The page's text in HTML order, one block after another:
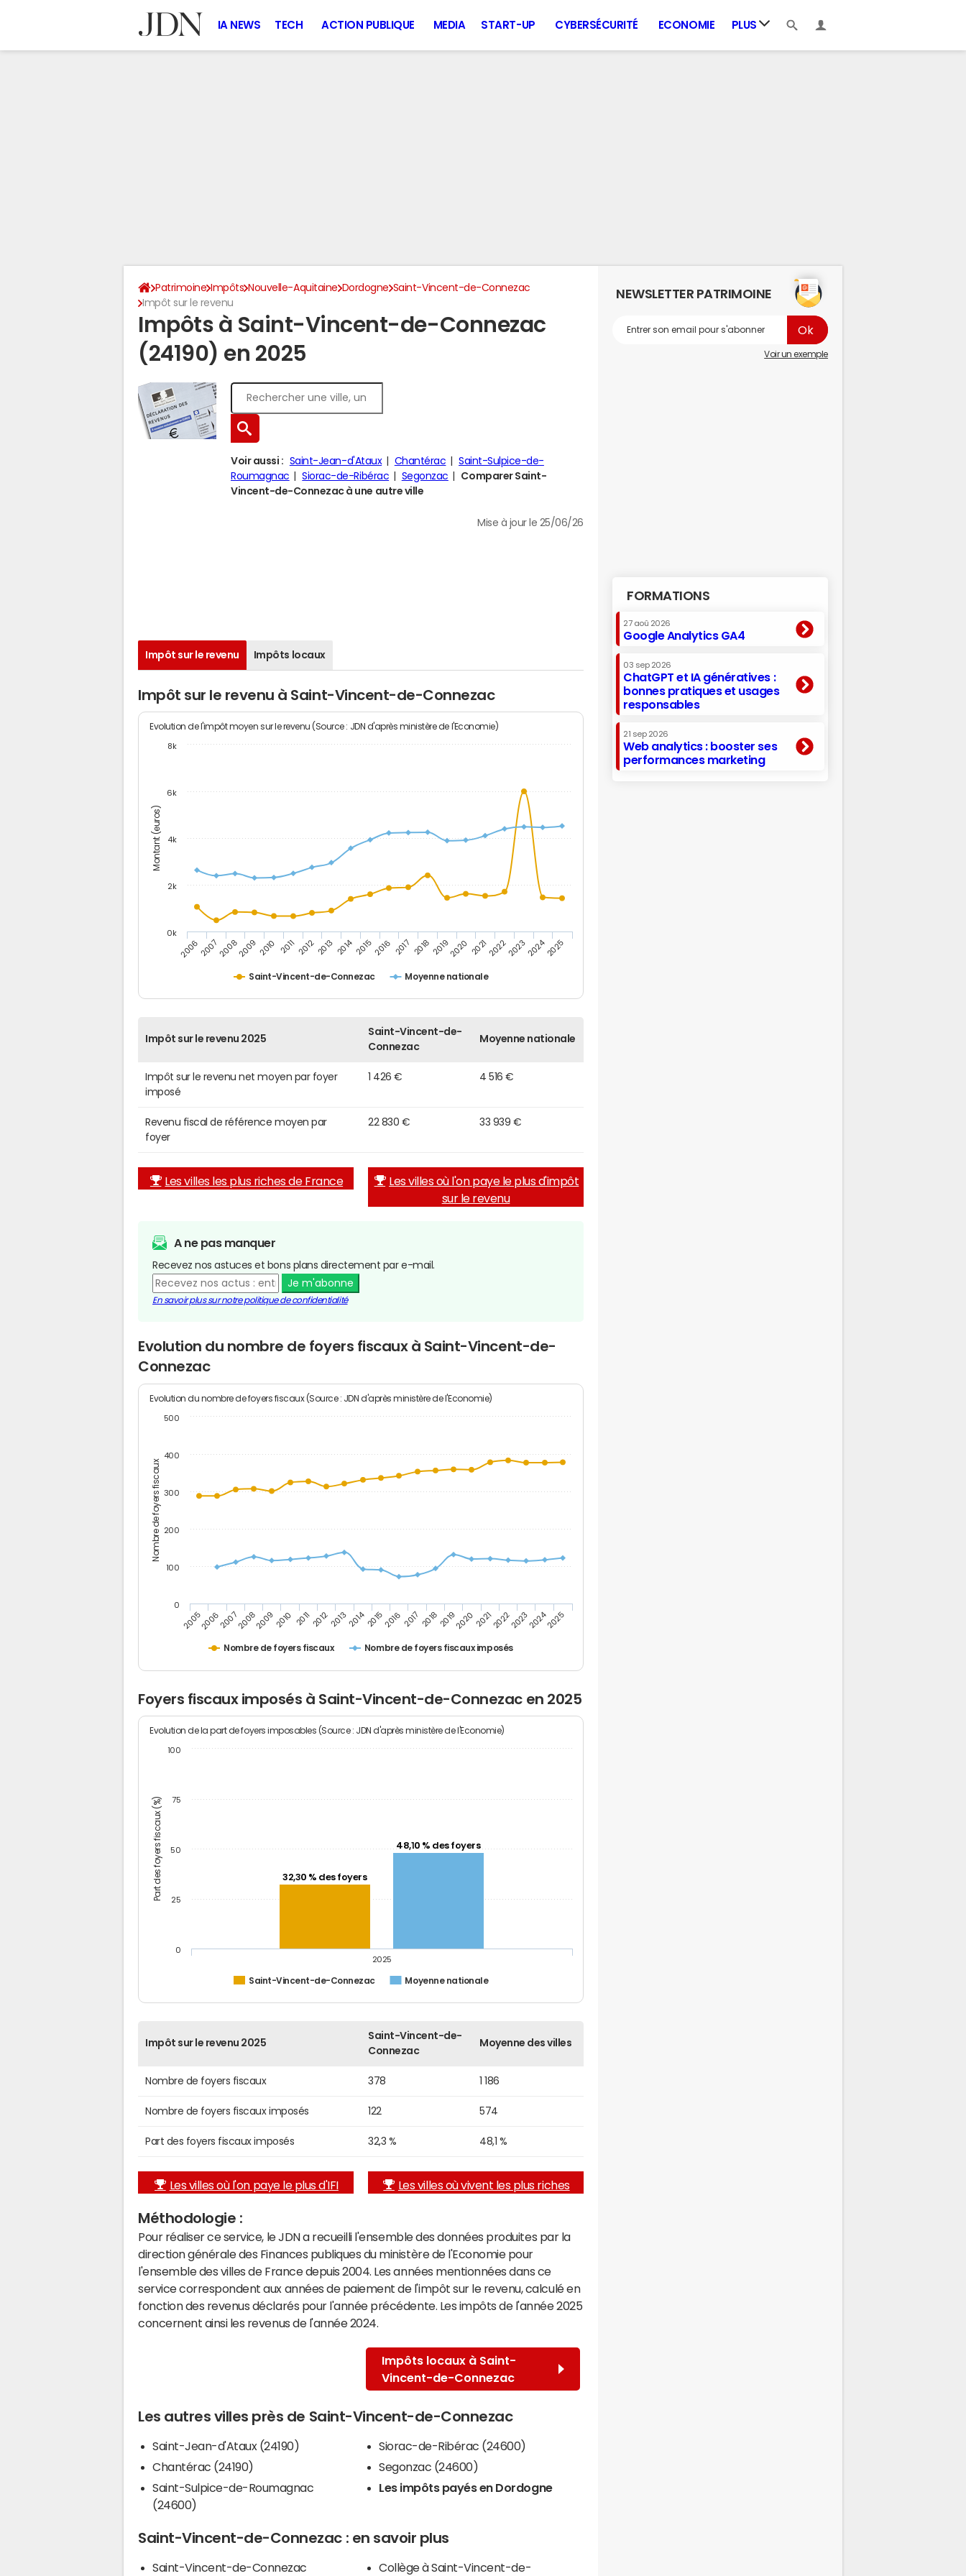
IA NEWS TECH ACTION PUBLIQUE MEDIA START-UP CYBERSÉCURITÉ ECONOMIE PLUS
Patrimoine Impôts Nouvelle-Aquitaine Dordogne Saint-Vincent-de-Connezac
Impôt sur le revenu
Impôts à Saint-Vincent-de-Connezac
(24190) en 2025
Voir aussi : Saint-Jean-d'Ataux Chantérac
Saint-Sulpice-de-
Roumagnac
Siorac-de-Ribérac Segonzac
Comparer Saint-
Vincent-de-Connezac à une autre ville
Mise à jour le 25/06/26
Impôt sur le revenu Impôts locaux
Impôt sur le revenu à Saint-Vincent-de-Connezac
Montant (euros)
Evolution de l'impôt moyen sur le revenu (Source : JDN d'après ministère de l'Economie)
Saint-Vincent-de-Connezac Moyenne nationale
20062007200820092010 2011 20122013 201420152016 2017 201820192020 20212022202320242025
0k
2k
4k
6k
8k
Impôt sur le revenu 2025
Saint-Vincent-de-
Connezac
Moyenne nationale
Impôt sur le revenu net moyen par foyer
imposé
1 426 € 4 516 €
Revenu fiscal de référence moyen par
foyer
22 830 € 33 939 €
Les villes les plus riches de France
Les villes où l'on paye le plus d'impôt
sur le revenu
A ne pas manquer
Recevez nos astuces et bons plans directement par e-mail.
Je m'abonne
En savoir plus sur notre politique de confidentialité
Evolution du nombre de foyers fiscaux à Saint-Vincent-de-
Connezac
Nombre de foyers fiscaux
Evolution du nombre de foyers fiscaux (Source : JDN d'après ministère de l'Economie)
Nombre de foyers fiscaux Nombre de foyers fiscaux imposés
200520062007200820092010 201120122013201420152016 2017 20182019202020212022202320242025
0
100
200
300
400
500
Foyers fiscaux imposés à Saint-Vincent-de-Connezac en 2025
Part des foyers fiscaux (%)
Evolution de la part de foyers imposables (Source : JDN d'après ministère de l'Economie)
32,30 % des foyers
48,10 % des foyers
Saint-Vincent-de-Connezac Moyenne nationale
2025
0
25
50
75
100
Impôt sur le revenu 2025
Saint-Vincent-de-
Connezac
Moyenne des villes
Nombre de foyers fiscaux 378 1 186
Nombre de foyers fiscaux imposés 122 574
Part des foyers fiscaux imposés 32,3 % 48,1 %
Les villes où l'on paye le plus d'IFI Les villes où vivent les plus riches
Méthodologie :
Pour réaliser ce service, le JDN a recueilli l'ensemble des données produites par la
direction générale des Finances publiques du ministère de l'Economie pour
l'ensemble des villes de France depuis 2004. Les années mentionnées dans ce
service correspondent aux années de paiement de l'impôt sur le revenu, calculé en
fonction des revenus déclarés pour l'année précédente. Les impôts de l'année 2025
concernent ainsi les revenus de l'année 2024.
Impôts locaux à Saint-
Vincent-de-Connezac
Les autres villes près de Saint-Vincent-de-Connezac
Saint-Jean-d'Ataux (24190)
Chantérac (24190)
Saint-Sulpice-de-Roumagnac
(24600)
Siorac-de-Ribérac (24600)
Segonzac (24600)
Les impôts payés en Dordogne
Saint-Vincent-de-Connezac : en savoir plus
Saint-Vincent-de-Connezac Collège à Saint-Vincent-de-
NEWSLETTER PATRIMOINE
Voir un exemple
FORMATIONS
27 aoû 2026
Google Analytics GA4
03 sep 2026
ChatGPT et IA génératives :
bonnes pratiques et usages
responsables
21 sep 2026
Web analytics : booster ses
performances marketing